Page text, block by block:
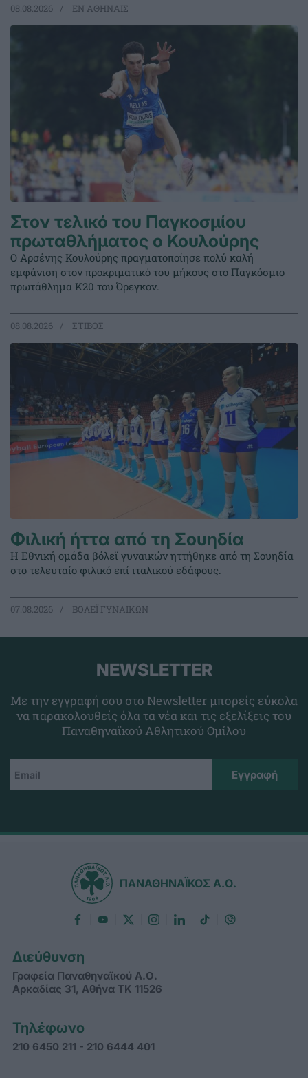
08.08.2026 EΝ ΑΘΗΝΑΙΣ
Στον τελικό του Παγκοσμίου
πρωταθλήματος ο Κουλούρης
Ο Αρσένης Κουλούρης πραγματοποίησε πολύ καλή
εμφάνιση στον προκριματικό του μήκους στο Παγκόσμιο
πρωτάθλημα Κ20 του Όρεγκον.
08.08.2026 ΣΤΙΒΟΣ
Φιλική ήττα από τη Σουηδία
Η Εθνική ομάδα βόλεϊ γυναικών ηττήθηκε από τη Σουηδία
στο τελευταίο φιλικό επί ιταλικού εδάφους.
07.08.2026 ΒΟΛΕΪ ΓΥΝΑΙΚΩΝ
NEWSLETTER
Με την εγγραφή σου στο Newsletter μπορείς εύκολα
να παρακολουθείς όλα τα νέα και τις εξελίξεις του
Παναθηναϊκού Αθλητικού Ομίλου
ΠΑΝΑΘΗΝΑΪΚΟΣ Α.Ο.
Διεύθυνση
Γραφεία Παναθηναϊκού Α.Ο.
Αρκαδίας 31, Αθήνα ΤΚ 11526
Τηλέφωνο
210 6450 211 - 210 6444 401